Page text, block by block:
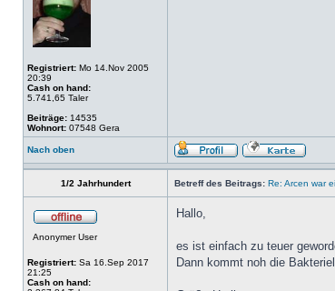
Registriert: Mo 14.Nov 2005
20:39
Cash on hand:
5.741,65 Taler
Beiträge: 14535
Wohnort: 07548 Gera
Nach oben
1/2 Jahrhundert Betreff des Beitrags: Re: Arcen war
Anonymer User
Registriert: Sa 16.Sep 2017
21:25
Cash on hand:
Hallo,
es ist einfach zu teuer
Dann kommt noh die